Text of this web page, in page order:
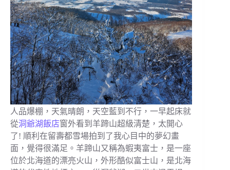
人品爆棚，天氣晴朗，天空藍到不行，一早起床就
從洞爺湖飯店窗外看到羊蹄山超級清楚，太開心
了! 順利在留壽都雪場拍到了我心目中的夢幻畫
面，覺得很滿足。羊蹄山又稱為蝦夷富士，是一座
位於北海道的漂亮火山，外形酷似富士山，是北海